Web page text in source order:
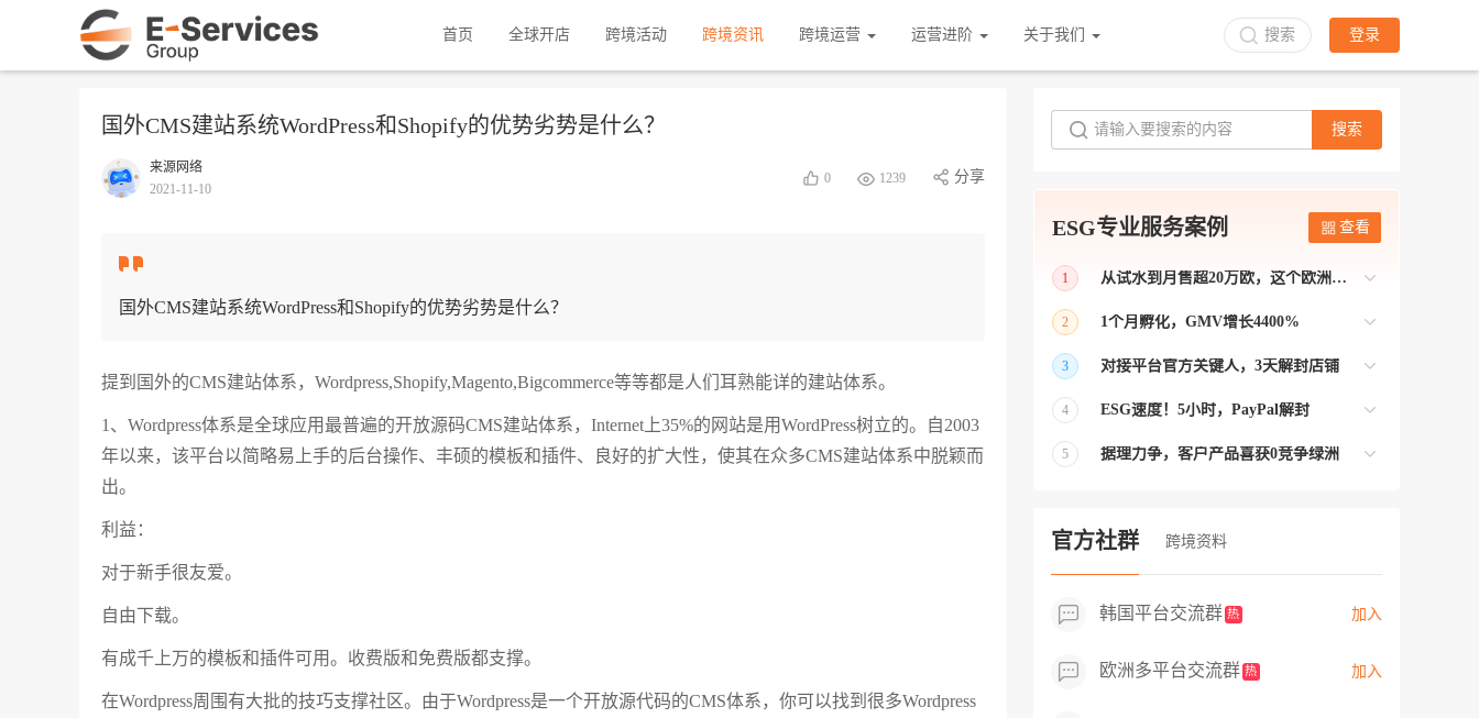
首页 全球开店 跨境活动 跨境资讯 跨境运营 运营进阶 关于我们 搜索 登录
国外CMS建站系统WordPress和Shopify的优势劣势是什么？
来源网络
2021-11-10
0 1239 分享
国外CMS建站系统WordPress和Shopify的优势劣势是什么？
提到国外的CMS建站体系，Wordpress,Shopify,Magento,Bigcommerce等等都是人们耳熟能详的建站体系。
1、Wordpress体系是全球应用最普遍的开放源码CMS建站体系，Internet上35%的网站是用WordPress树立的。自2003
年以来，该平台以简略易上手的后台操作、丰硕的模板和插件、良好的扩大性，使其在众多CMS建站体系中脱颖而
出。
利益：
对于新手很友爱。
自由下载。
有成千上万的模板和插件可用。收费版和免费版都支撑。
在Wordpress周围有大批的技巧支撑社区。由于Wordpress是一个开放源代码的CMS体系，你可以找到很多Wordpress
搜索
ESG专业服务案例 查看
1
从试水到月售超20万欧，这个欧洲本土平台被低估了
2
1个月孵化，GMV增长4400%
业】 >> Gmarket卖家店铺经过ESG跨境客
3
对接平台官方关键人，3天解封店铺
跨境帮我解决了韩国平台店铺异常问题
4
ESG速度！5小时，PayPal解封
ESG拥有Paypal支付和Onbuy平台双绿通道
5
据理力争，客户产品喜获0竞争绿洲
取机会，卖家成功上架市场热卖而平台稀
缺产品，拓展了西班牙新商机！
官方社群 跨境资料
韩国平台交流群 热 加入
欧洲多平台交流群 热 加入